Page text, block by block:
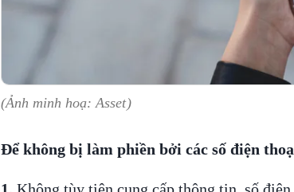
(Ảnh minh hoạ: Asset)
Để không bị làm phiền bởi các số điện